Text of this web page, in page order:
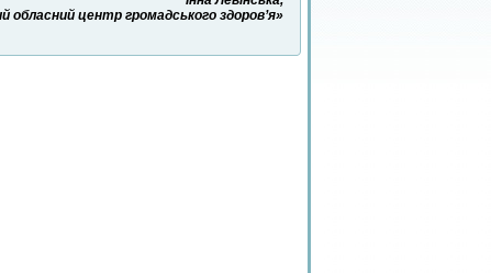
обласний центр громадського здоров’я»